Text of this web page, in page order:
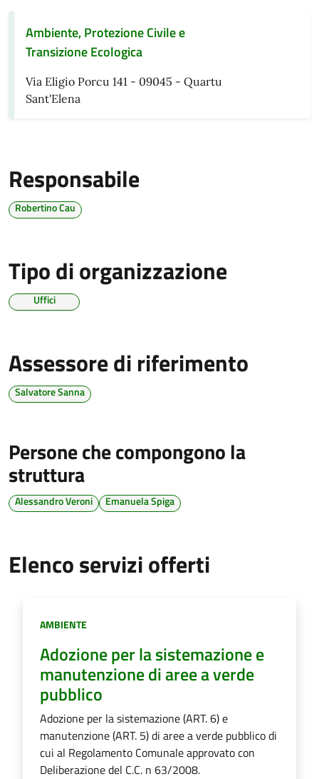
Ambiente, Protezione Civile e
Transizione Ecologica
Via Eligio Porcu 141 - 09045 - Quartu
Sant'Elena
Responsabile
Robertino Cau
Tipo di organizzazione
Uffici
Assessore di riferimento
Salvatore Sanna
Persone che compongono la
struttura
Alessandro Veroni Emanuela Spiga
Elenco servizi offerti
Categoria:
AMBIENTE
Adozione per la sistemazione e
manutenzione di aree a verde
pubblico
Adozione per la sistemazione (ART. 6) e
manutenzione (ART. 5) di aree a verde pubblico di
cui al Regolamento Comunale approvato con
Deliberazione del C.C. n 63/2008.